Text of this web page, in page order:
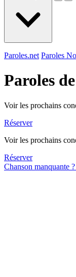
Paroles.net Paroles
Paroles
Voir les prochains
Réserver
Voir les prochains
Réserver
Chanson manquante